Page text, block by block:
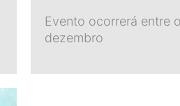
Evento ocorrerá entre
dezembro